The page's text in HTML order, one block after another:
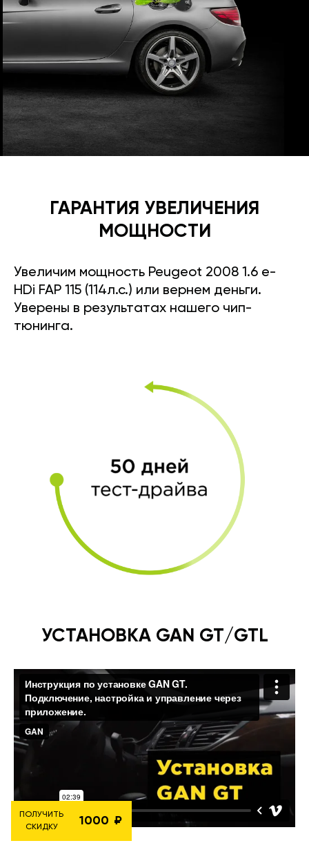
ГАРАНТИЯ УВЕЛИЧЕНИЯ
МОЩНОСТИ
Увеличим мощность Peugeot 2008 1.6 e-
HDi FAP 115 (114л.с.) или вернем деньги.
Уверены в результатах нашего чип-
тюнинга.
УСТАНОВКА GAN GT/GTL
ПОЛУЧИТЬ
СКИДКУ
1000